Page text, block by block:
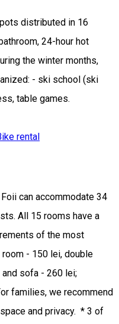
distributed in 16
24-hour hot
the winter months,
- ski school (ski
table games.
rental
can accommodate 34
All 15 rooms have a
of the most
- 150 lei, double
sofa - 260 lei;
families, we recommend
and privacy. * 3 of